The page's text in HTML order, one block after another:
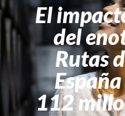
El
del
Rutas
112